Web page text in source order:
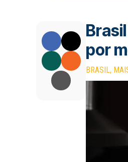
por
BRASIL